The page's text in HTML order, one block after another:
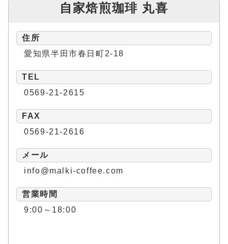
自家焙煎珈琲 丸喜
住所
愛知県半田市春日町2-18
TEL
0569-21-2615
FAX
0569-21-2616
メール
info@malki-coffee.com
営業時間
9:00～18:00